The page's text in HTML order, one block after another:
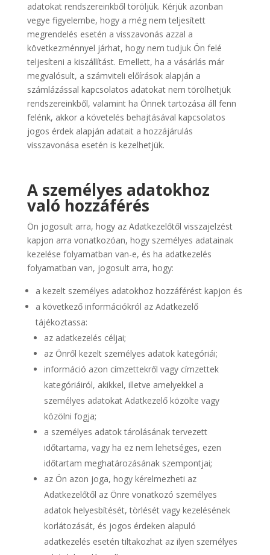
adatokat rendszereinkből töröljük. Kérjük azonban
vegye figyelembe, hogy a még nem teljesített
megrendelés esetén a visszavonás azzal a
következménnyel járhat, hogy nem tudjuk Ön felé
teljesíteni a kiszállítást. Emellett, ha a vásárlás már
megvalósult, a számviteli előírások alapján a
számlázással kapcsolatos adatokat nem törölhetjük
rendszereinkből, valamint ha Önnek tartozása áll fenn
felénk, akkor a követelés behajtásával kapcsolatos
jogos érdek alapján adatait a hozzájárulás
visszavonása esetén is kezelhetjük.
A személyes adatokhoz
való hozzáférés
Ön jogosult arra, hogy az Adatkezelőtől visszajelzést
kapjon arra vonatkozóan, hogy személyes adatainak
kezelése folyamatban van-e, és ha adatkezelés
folyamatban van, jogosult arra, hogy:
a kezelt személyes adatokhoz hozzáférést kapjon és
a következő információkról az Adatkezelő
tájékoztassa:
az adatkezelés céljai;
az Önről kezelt személyes adatok kategóriái;
információ azon címzettekről vagy címzettek
kategóriáiról, akikkel, illetve amelyekkel a
személyes adatokat Adatkezelő közölte vagy
közölni fogja;
a személyes adatok tárolásának tervezett
időtartama, vagy ha ez nem lehetséges, ezen
időtartam meghatározásának szempontjai;
az Ön azon joga, hogy kérelmezheti az
Adatkezelőtől az Önre vonatkozó személyes
adatok helyesbítését, törlését vagy kezelésének
korlátozását, és jogos érdeken alapuló
adatkezelés esetén tiltakozhat az ilyen személyes